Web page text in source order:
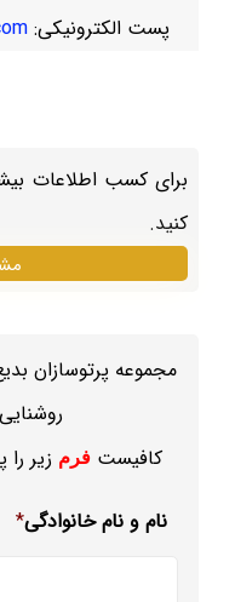
پست الکترونیکی:
برای کسب اطلاعات
کنید.
مجموعه پرتوسازان
کافیست فرم زیر
نام و نام خانوادگی*